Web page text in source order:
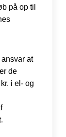
på op til
at
de
i el- og